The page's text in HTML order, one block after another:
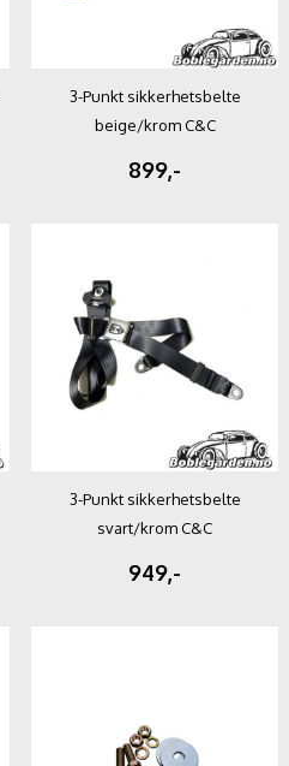
3-Punkt sikkerhetsbelte
beige/krom C&C
899,-
3-Punkt sikkerhetsbelte
svart/krom C&C
949,-